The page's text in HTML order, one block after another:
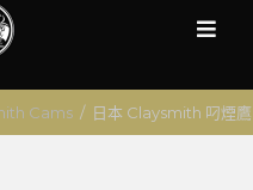
Cams / 日本 Claysmith 叼煙